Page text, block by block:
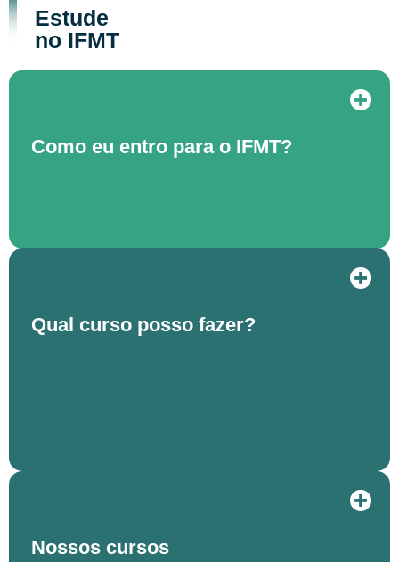
Estude
no IFMT
Como eu entro para o IFMT?
Qual curso posso fazer?
Nossos cursos